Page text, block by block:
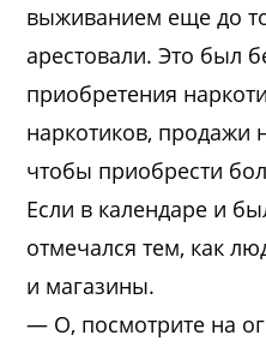
выживанием еще до
арестовали. Это был
приобретения
наркотиков, продажи
чтобы приобрести
Если в календаре и
отмечался тем, как
и магазины.
— О, посмотрите на